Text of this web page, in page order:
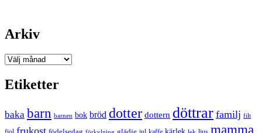
Arkiv
Arkiv
Etiketter
baka barn barnen bok bröd dotter dottern döttrar familj filt
mamma